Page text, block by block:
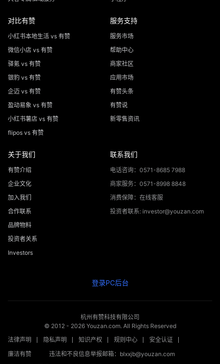
对比有赞
小红书本地生活 vs 有赞
微信小店 vs 有赞
驿氪 vs 有赞
银豹 vs 有赞
企迈 vs 有赞
盈动易象 vs 有赞
小红书薯店 vs 有赞
flipos vs 有赞
服务支持
服务市场
帮助中心
商家社区
应用市场
有赞头条
有赞说
新零售资讯
关于我们
有赞介绍
企业文化
加入我们
合作联系
品牌物料
投资者关系
Investors
联系我们
电话咨询：0571-8685 7988
商家服务：0571-8998 8848
消费保障：在线客服
投资者联系: investor@youzan.com
登录PC后台
杭州有赞科技有限公司
© 2012 - 2026Youzan.com. All Rights Reserved
法律声明
隐私声明 知识产权 规则中心
安全认证
廉洁有赞
违法和不良信息举报邮箱：blxxjb@youzan.com